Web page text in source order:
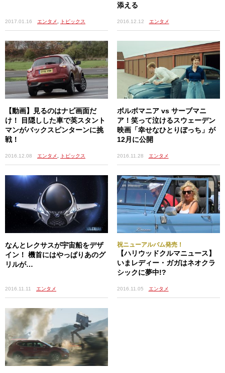
2017.01.16 エンタメ トピックス
添える
2016.12.12 エンタメ
【動画】見るのはナビ画面だ
け！ 目隠しした車で英スタント
マンがバックスピンターンに挑
戦！
2016.12.08 エンタメ トピックス
ボルボマニア vs サーブマニ
ア！笑って泣けるスウェーデン
映画「幸せなひとりぼっち」が
12月に公開
2016.11.28 エンタメ
なんとレクサスが宇宙船をデザ
イン！ 機首にはやっぱりあのグ
リルが…
2016.11.11 エンタメ
祝ニューアルバム発売！
【ハリウッドクルマニュース】
いまレディー・ガガはネオクラ
シックに夢中!?
2016.11.05 エンタメ